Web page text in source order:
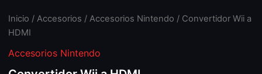
Inicio / Accesorios / Accesorios Nintendo / Convertidor Wii a
HDMI
Accesorios Nintendo